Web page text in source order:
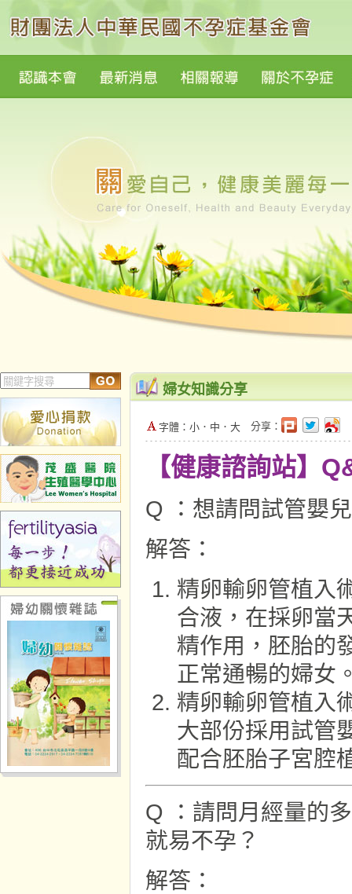
婦女知識分享
字體： 小 ． 中 ． 大 分享：
【健康諮詢站】
Q ：想請問試管嬰
解答：
精卵輸卵管植入
合液，在採卵當
精作用，胚胎的
正常通暢的婦女
精卵輸卵管植入
大部份採用試管
配合胚胎子宮腔
Q ：請問月經量的
就易不孕？
解答：